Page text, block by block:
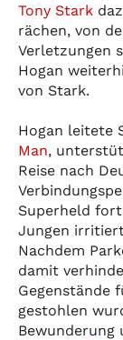
Tony Stark
rächen, von
Verletzungen
Hogan
von Stark.
Hogan leitete
Man,
Reise nach
Superheld
Jungen
Nachdem
damit
Gegenstände
gestohlen
Bewunderung